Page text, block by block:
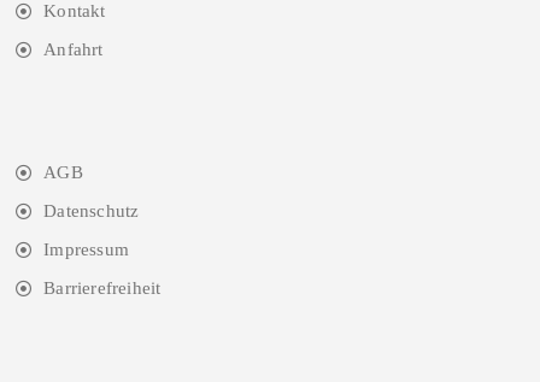
Kontakt
Anfahrt
AGB
Datenschutz
Impressum
Barrierefreiheit